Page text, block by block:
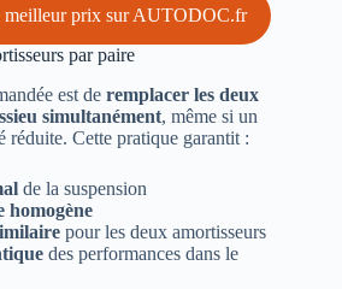
meilleur prix sur AUTODOC.fr
par paire
est de remplacer les deux
simultanément, même si un
réduite. Cette pratique garantit :
de la suspension
homogène
pour les deux amortisseurs
des performances dans le